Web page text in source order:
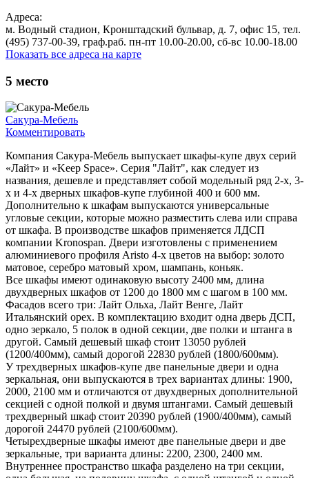
Адреса:
м. Водный стадион, Кронштадский бульвар, д. 7, офис 15, тел.
(495) 737-00-39, граф.раб. пн-пт 10.00-20.00, сб-вс 10.00-18.00
Показать все адреса на карте
5 место
Сакура-Мебель
Комментировать
Компания Сакура-Мебель выпускает шкафы-купе двух серий
«Лайт» и «Keep Space». Серия "Лайт", как следует из
названия, дешевле и представляет собой модельный ряд 2-х, 3-
х и 4-х дверных шкафов-купе глубиной 400 и 600 мм.
Дополнительно к шкафам выпускаются универсальные
угловые секции, которые можно разместить слева или справа
от шкафа. В производстве шкафов применяется ЛДСП
компании Kronospan. Двери изготовлены с применением
алюминиевого профиля Aristo 4-х цветов на выбор: золото
матовое, серебро матовый хром, шампань, коньяк.
Все шкафы имеют одинаковую высоту 2400 мм, длина
двухдверных шкафов от 1200 до 1800 мм с шагом в 100 мм.
Фасадов всего три: Лайт Ольха, Лайт Венге, Лайт
Итальянский орех. В комплектацию входит одна дверь ДСП,
одно зеркало, 5 полок в одной секции, две полки и штанга в
другой. Самый дешевый шкаф стоит 13050 рублей
(1200/400мм), самый дорогой 22830 рублей (1800/600мм).
У трехдверных шкафов-купе две панельные двери и одна
зеркальная, они выпускаются в трех вариантах длины: 1900,
2000, 2100 мм и отличаются от двухдверных дополнительной
секцией с одной полкой и двумя штангами. Самый дешевый
трехдверный шкаф стоит 20390 рублей (1900/400мм), самый
дорогой 24470 рублей (2100/600мм).
Четырехдверные шкафы имеют две панельные двери и две
зеркальные, три варианта длины: 2200, 2300, 2400 мм.
Внутреннее пространство шкафа разделено на три секции,